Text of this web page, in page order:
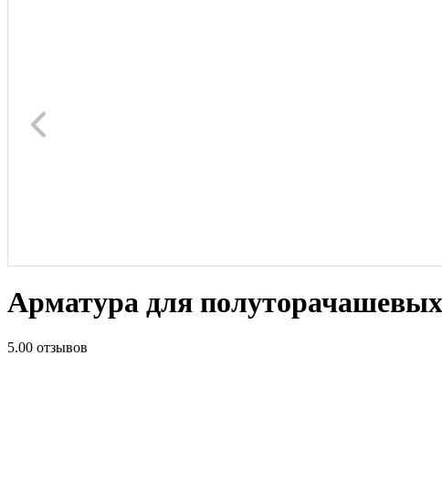
Арматура для
5.00 отзывов